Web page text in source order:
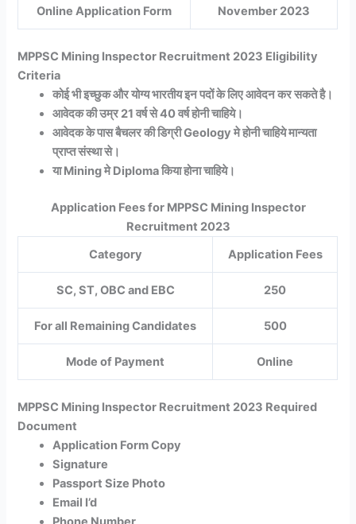
Online Application Form
November 2023
MPPSC Mining Inspector Recruitment 2023 Eligibility
Criteria
कोई भी इच्छुक और योग्य भारतीय इन पदों के लिए आवेदन कर सकते है।
आवेदक की उम्र 21 वर्ष से 40 वर्ष होनी चाहिये।
आवेदक के पास बैचलर की डिग्री Geology मे होनी चाहिये मान्यता
प्राप्त संस्था से।
या Mining मे Diploma किया होना चाहिये।
Application Fees for MPPSC Mining Inspector
Recruitment 2023
Category
Application Fees
SC, ST, OBC and EBC 250
For all Remaining Candidates 500
Mode of Payment Online
MPPSC Mining Inspector Recruitment 2023 Required
Document
Application Form Copy
Signature
Passport Size Photo
Email I’d